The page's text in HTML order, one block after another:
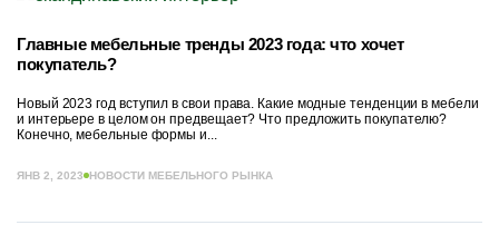
Главные мебельные тренды 2023 года: что хочет
покупатель?
Новый 2023 год вступил в свои права. Какие модные тенденции в мебели
и интерьере в целом он предвещает? Что предложить покупателю?
Конечно, мебельные формы и...
ЯНВ 2, 2023 НОВОСТИ МЕБЕЛЬНОГО РЫНКА